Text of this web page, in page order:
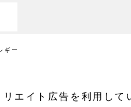
ギー
エイト広告を利用して